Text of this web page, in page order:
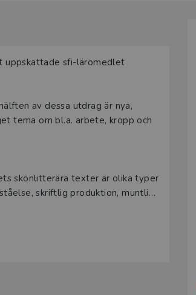
uppskattade sfi-läromedlet
av dessa utdrag är nya,
tema om bl.a. arbete, kropp och
skönlitterära texter är olika typer
skriftlig produktion, muntlig